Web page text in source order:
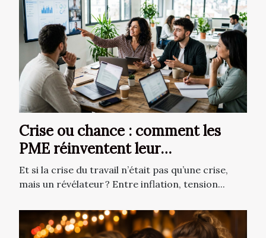
Crise ou chance : comment les
PME réinventent leur
management digital
Et si la crise du travail n’était pas qu’une crise,
mais un révélateur ? Entre inflation, tension...